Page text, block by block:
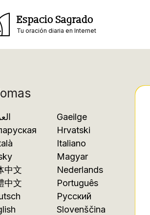
Espacio Sagrado
Tu oración diaria en Internet
中文
中文
Gaeilge
Hrvatski
Italiano
Magyar
Nederlands
Português
Русский
Slovenščina